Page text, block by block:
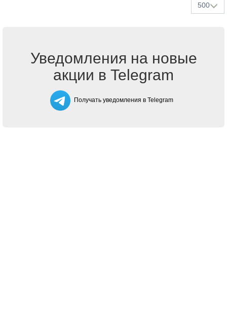
500
Уведомления на новые
акции в Telegram
Получать уведомления в Telegram